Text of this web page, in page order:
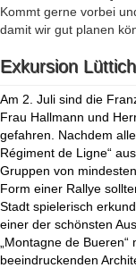
Kommt gerne vorbei
damit wir gut planen
Exkursion Lüttich
Am 2. Juli sind die
Frau Hallmann und
gefahren. Nachdem
Régiment de Ligne“
Gruppen von
Form einer Rallye
Stadt spielerisch
einer der schönsten
„Montagne de
beeindruckenden